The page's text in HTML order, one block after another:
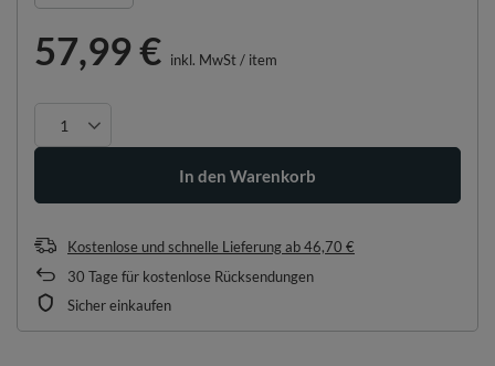
57,99 € inkl. MwSt/ item
In den Warenkorb
Kostenlose und schnelle Lieferungab46,70 €
30 Tage für kostenlose Rücksendungen
Sicher einkaufen